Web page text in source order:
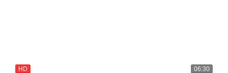
HD 06:30